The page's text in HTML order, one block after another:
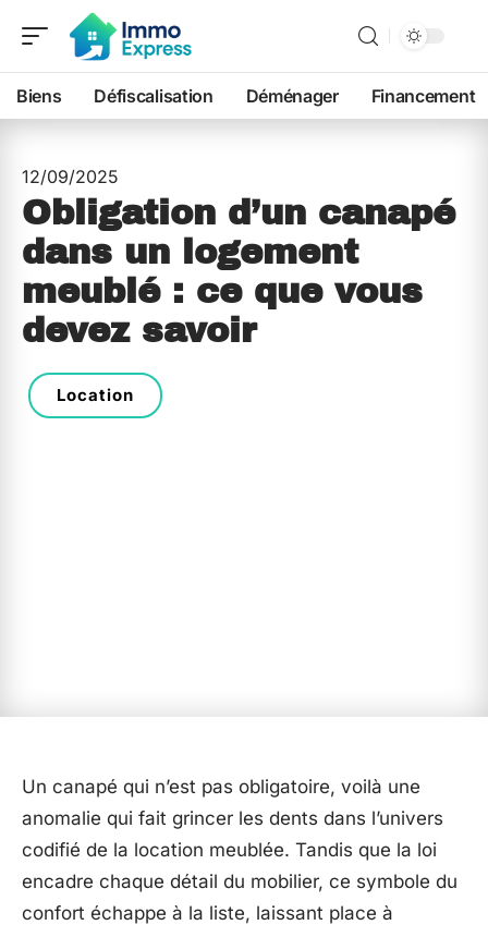
Biens Défiscalisation Déménager Financement
12/09/2025
Obligation d’un canapé
dans un logement
meublé : ce que vous
devez savoir
Location
Un canapé qui n’est pas obligatoire, voilà une
anomalie qui fait grincer les dents dans l’univers
codifié de la location meublée. Tandis que la loi
encadre chaque détail du mobilier, ce symbole du
confort échappe à la liste, laissant place à